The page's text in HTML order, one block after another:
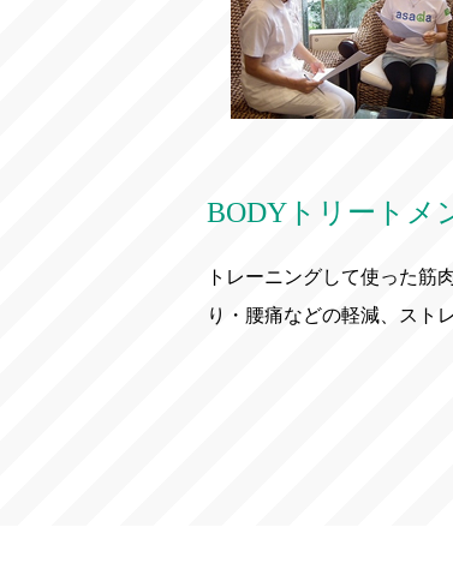
BODYトリートメ
トレーニングして使った筋
り・腰痛などの軽減、スト